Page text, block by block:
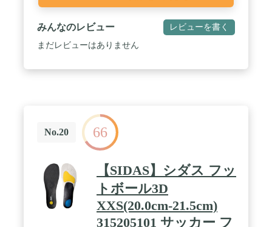
みんなのレビュー レビューを書く
まだレビューはありません
No.20 66
【SIDAS】シダス フッ
トボール3D
XXS(20.0cm-21.5cm)
315205101 サッカー フ